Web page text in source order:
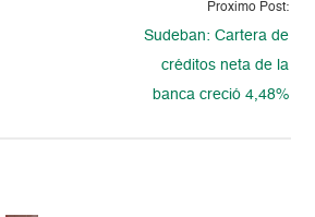
Proximo Post:
Sudeban: Cartera de
créditos neta de la
banca creció 4,48%